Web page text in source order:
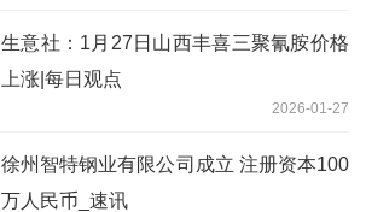
生意社：1月27日山西丰喜三聚氰胺价格
上涨|每日观点
2026-01-27
徐州智特钢业有限公司成立 注册资本100
万人民币_速讯